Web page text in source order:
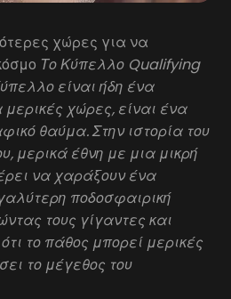
χώρες για να
Το Κύπελλο Qualifying
είναι ήδη ένα
χώρες, είναι ένα
θαύμα. Στην ιστορία του
μερικά έθνη με μια μικρή
να χαράξουν ένα
ποδοσφαιρική
τους γίγαντες και
το πάθος μπορεί μερικές
το μέγεθος του